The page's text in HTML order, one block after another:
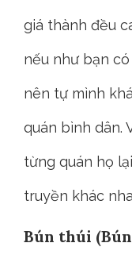
giá thành đều
nếu như bạn
nên tự mình
quán bình dân.
từng quán họ
truyền khác
Bún thúi